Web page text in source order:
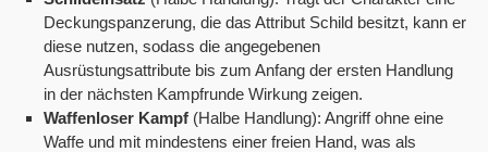
Deckungspanzerung, die das Attribut Schild besitzt, kann er
diese nutzen, sodass die angegebenen
Ausrüstungsattribute bis zum Anfang der ersten Handlung
in der nächsten Kampfrunde Wirkung zeigen.
Waffenloser Kampf (Halbe Handlung): Angriff ohne eine
Waffe und mit mindestens einer freien Hand, was als